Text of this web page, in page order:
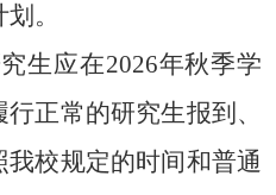
。
生应在2026年秋季学
正常的研究生报到、
校规定的时间和普通